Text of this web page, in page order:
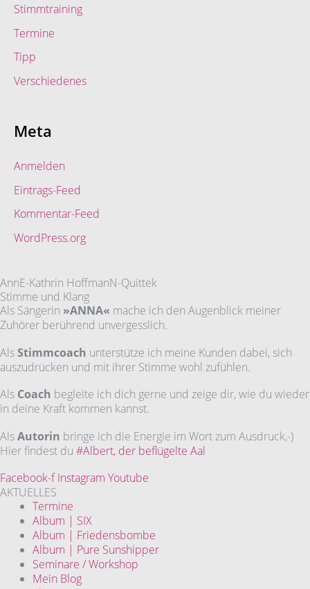
Stimmtraining
Termine
Tipp
Verschiedenes
Meta
Anmelden
Eintrags-Feed
Kommentar-Feed
WordPress.org
AnnE-Kathrin HoffmanN-Quittek
Stimme und Klang
Als Sängerin »ANNA« mache ich den Augenblick meiner
Zuhörer berührend unvergesslich.
AlsStimmcoach unterstütze ich meine Kunden dabei, sich
auszudrücken und mit ihrer Stimme wohl zufühlen.
Als Coach begleite ich dich gerne und zeige dir, wie du wieder
in deine Kraft kommen kannst.
AlsAutorin bringe ich die Energie im Wort zum Ausdruck,-)
Hier findest du #Albert, der beflügelte Aal
Facebook-f Instagram Youtube
AKTUELLES
Termine
Album | SIX
Album | Friedensbombe
Album | Pure Sunshipper
Seminare / Workshop
Mein Blog